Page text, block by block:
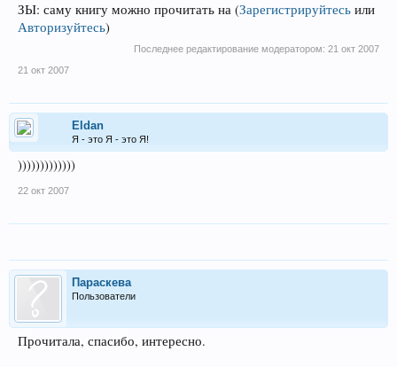
ЗЫ: саму книгу можно прочитать на (Зарегистрируйтесь или
Авторизуйтесь)
Последнее редактирование модератором: 21 окт 2007
21 окт 2007
Eldan
Я - это Я - это Я!
)))))))))))))
22 окт 2007
Параскева
Пользователи
Прочитала, спасибо, интересно.